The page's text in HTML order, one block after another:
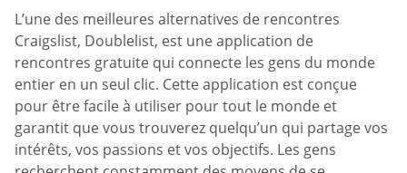
L’une des meilleures alternatives de rencontres
Craigslist, Doublelist, est une application de
rencontres gratuite qui connecte les gens du monde
entier en un seul clic. Cette application est conçue
pour être facile à utiliser pour tout le monde et
garantit que vous trouverez quelqu’un qui partage vos
intérêts, vos passions et vos objectifs. Les gens